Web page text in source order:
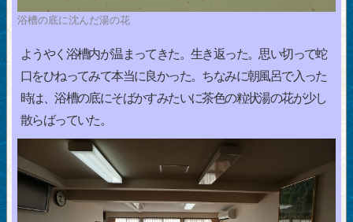
浴槽の底に沈んだ湯の花
ようやく浴槽内が温まってきた。生き返った。思い切って蛇
口をひねってみて本当に良かった。ちなみに朝風呂で入った
時は、浴槽の底にそばかすみたいに茶色の粒状湯の花が少し
散らばっていた。